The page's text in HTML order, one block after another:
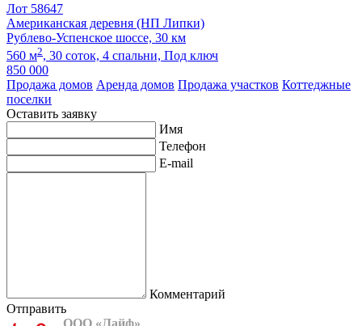
Лот 58647
Американская деревня (НП Липки)
Рублево-Успенское шоссе, 30 км
560 м2, 30 соток, 4 спальни, Под ключ
850 000
Продажа домов Аренда домов Продажа участков Коттеджные
поселки
Оставить заявку
Имя
Телефон
E-mail
Комментарий
Отправить